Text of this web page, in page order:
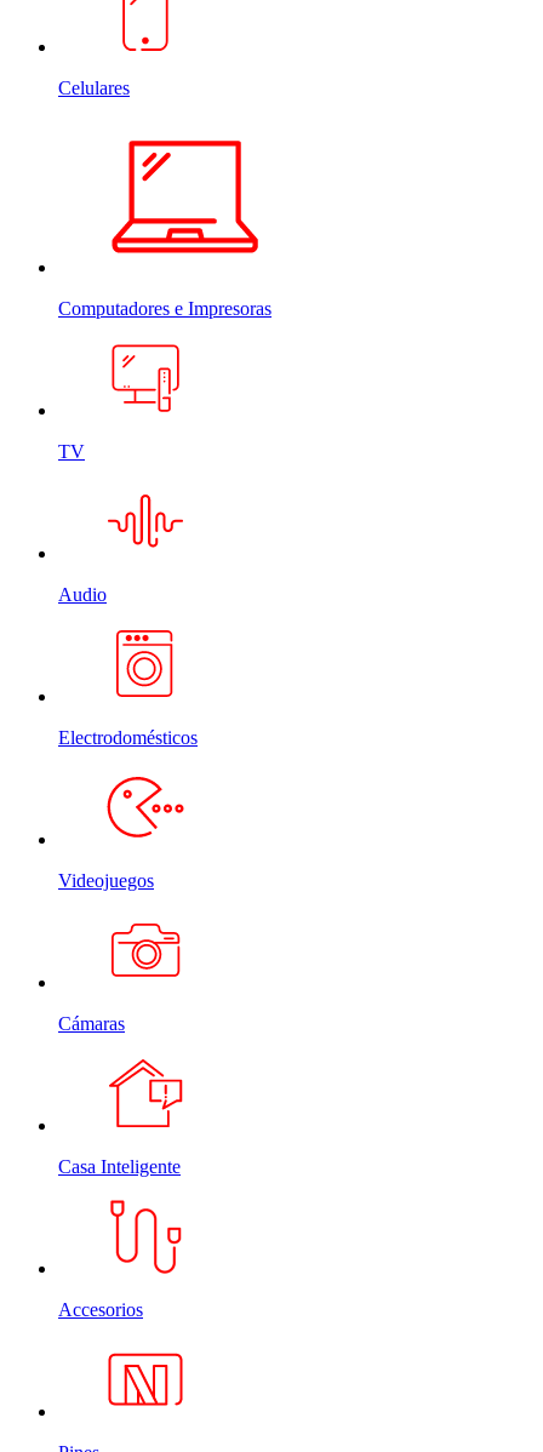
Celulares
Computadores e Impresoras
TV
Audio
Electrodomésticos
Videojuegos
Cámaras
Casa Inteligente
Accesorios